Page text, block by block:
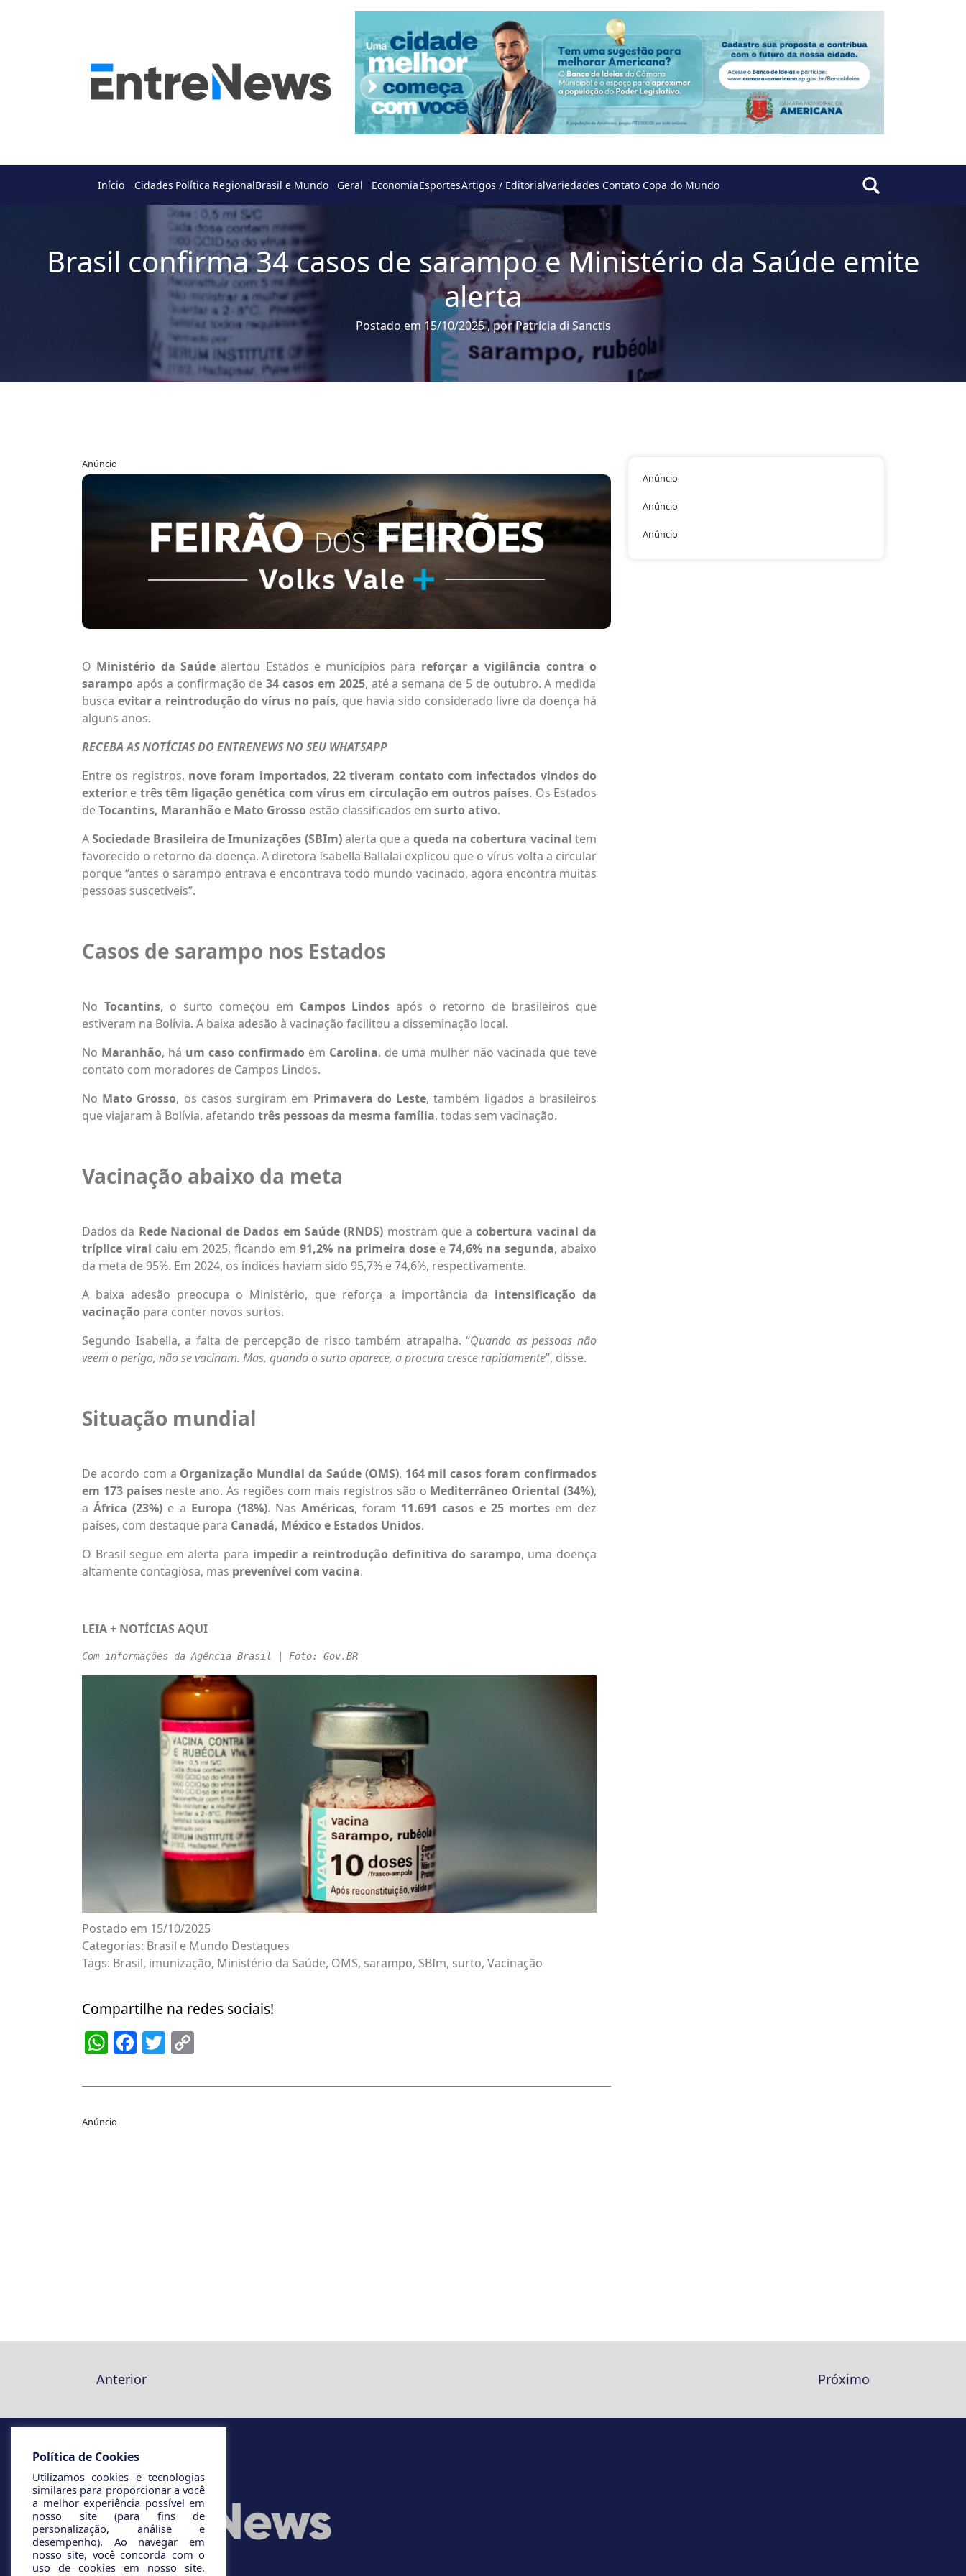
Início Cidades Política RegionalBrasil e Mundo Geral EconomiaEsportesArtigos / EditorialVariedades Contato Copa do Mundo
Brasil confirma 34 casos de sarampo e Ministério da Saúde emite
alerta
Postado em 15/10/2025 , por Patrícia di Sanctis
Anúncio
O Ministério da Saúdealertou Estados e municípios para reforçar a vigilância contra o
sarampo após a confirmação de34 casos em 2025, até a semana de 5 de outubro. A medida
busca evitar a reintrodução do vírus no país, que havia sido considerado livre da doença há
alguns anos.
RECEBA AS NOTÍCIAS DO ENTRENEWS NO SEU WHATSAPP
Entre os registros, nove foram importados,22 tiveram contato com infectados vindos do
exterior e três têm ligação genética com vírus em circulação em outros países. Os Estados
deTocantins, Maranhão e Mato Grosso estão classificados em surto ativo.
ASociedade Brasileira de Imunizações (SBIm)alerta que a queda na cobertura vacinal tem
favorecido o retorno da doença. A diretora Isabella Ballalai explicou que o vírus volta a circular
porque “antes o sarampo entrava e encontrava todo mundo vacinado, agora encontra muitas
pessoas suscetíveis”.
Casos de sarampo nos Estados
No Tocantins, o surto começou em Campos Lindos após o retorno de brasileiros que
estiveram na Bolívia. A baixa adesão à vacinação facilitou a disseminação local.
No Maranhão, há um caso confirmado em Carolina, de uma mulher não vacinada que teve
contato com moradores de Campos Lindos.
No Mato Grosso, os casos surgiram em Primavera do Leste, também ligados a brasileiros
que viajaram à Bolívia, afetando três pessoas da mesma família, todas sem vacinação.
Vacinação abaixo da meta
Dados da Rede Nacional de Dados em Saúde (RNDS) mostram que acobertura vacinal da
tríplice viral caiu em 2025, ficando em91,2% na primeira dosee 74,6% na segunda, abaixo
da meta de 95%. Em 2024, os índices haviam sido 95,7% e 74,6%, respectivamente.
A baixa adesão preocupa o Ministério, que reforça a importância da intensificação da
vacinação para conter novos surtos.
Segundo Isabella, a falta de percepção de risco também atrapalha. “Quando as pessoas não
veem o perigo, não se vacinam. Mas, quando o surto aparece, a procura cresce rapidamente”, disse.
Situação mundial
De acordo com a Organização Mundial da Saúde (OMS), 164 mil casos foram confirmados
em 173 paísesneste ano. As regiões com mais registros são o Mediterrâneo Oriental (34%),
aÁfrica (23%) e a Europa (18%). Nas Américas, foram 11.691 casos e 25 mortesem dez
países, com destaque para Canadá, México e Estados Unidos.
O Brasil segue em alerta para impedir a reintrodução definitiva do sarampo, uma doença
altamente contagiosa, mas prevenível com vacina.
LEIA + NOTÍCIAS AQUI
Com informações da Agência Brasil | Foto: Gov.BR
Postado em 15/10/2025
Categorias: Brasil e Mundo Destaques
Tags: Brasil, imunização, Ministério da Saúde, OMS, sarampo, SBIm, surto, Vacinação
Compartilhe na redes sociais!
WhatsApp
Facebook
Twitter
Anúncio
Anúncio
Anúncio
Anúncio
Anterior Próximo
Política de Cookies
Utilizamos cookies e tecnologias
similares para proporcionar a você
a melhor experiência possível em
nosso site (para fins de
personalização, análise e
desempenho). Ao navegar em
nosso site, você concorda com o
uso de cookies em nosso site.